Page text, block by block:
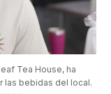
Tea House, ha
las bebidas del local.